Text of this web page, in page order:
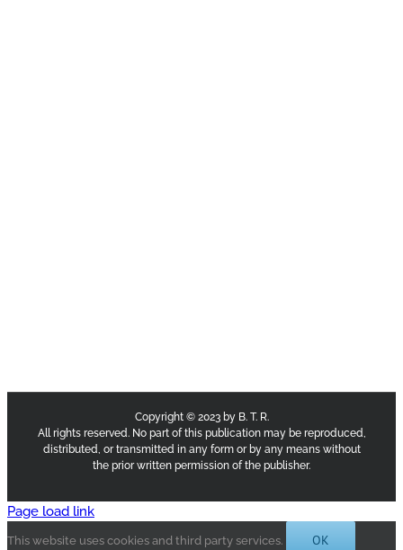
Copyright © 2023 by B. T. R.
All rights reserved. No part of this publication may be reproduced,
distributed, or transmitted in any form or by any means without
the prior written permission of the publisher.
Page load link
This website uses cookies and third party services. OK